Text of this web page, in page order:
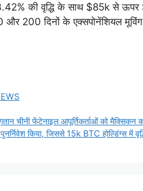
की वृद्धि के साथ $85k से ऊपर
और 200 दिनों के एक्सपोनेंशियल
चीनी फेंटेनाइल आपूर्तिकर्ताओं को मैक्सिकन
किया, जिससे 15k BTC होल्डिंग्स में